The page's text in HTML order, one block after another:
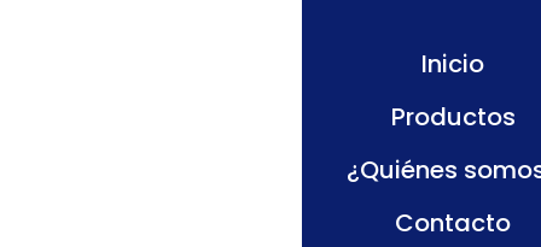
Inicio
Productos
¿Quiénes
Contacto